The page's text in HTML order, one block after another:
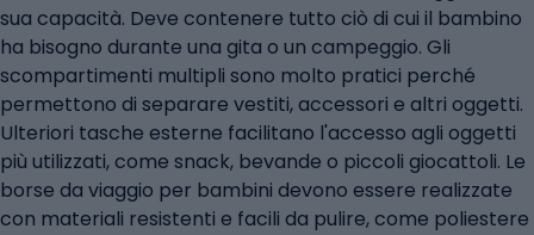
sua capacità. Deve contenere tutto ciò di cui il bambino
ha bisogno durante una gita o un campeggio. Gli
scompartimenti multipli sono molto pratici perché
permettono di separare vestiti, accessori e altri oggetti.
Ulteriori tasche esterne facilitano l'accesso agli oggetti
più utilizzati, come snack, bevande o piccoli giocattoli. Le
borse da viaggio per bambini devono essere realizzate
con materiali resistenti e facili da pulire, come poliestere